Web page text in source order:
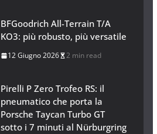
BFGoodrich All-Terrain T/A
KO3: più robusto, più versatile
12 Giugno 2026 2 min read
Pirelli P Zero Trofeo RS: il
pneumatico che porta la
Porsche Taycan Turbo GT
sotto i 7 minuti al Nürburgring